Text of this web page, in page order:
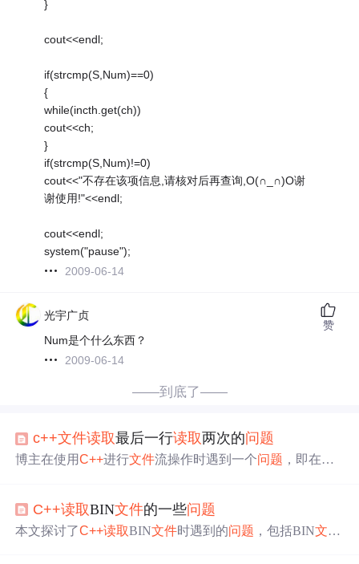
}
cout<<endl;
if(strcmp(S,Num)==0)
{
while(incth.get(ch))
cout<<ch;
}
if(strcmp(S,Num)!=0)
cout<<"不存在该项信息,请核对后再查询,O(∩_∩)O谢
谢使用!"<<endl;
cout<<endl;
system("pause");
2009-06-14
光宇广贞
Num是个什么东西？
2009-06-14
赞
——到底了——
c++文件读取最后一行读取两次的问题
博主在使用C++进行文件流操作时遇到一个问题 ，即在读
符后没有正确停止，而是继续尝试读取
查文件结束状态，或者使用istringstream流来更精确地控制
C++读取BIN文件的一些问题
本文探讨了C++读取BIN文件时遇到的问题 ，包括BIN文件